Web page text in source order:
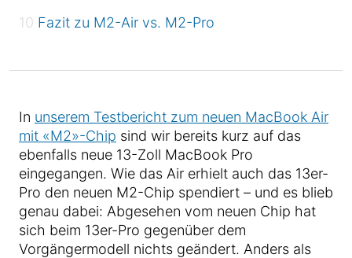
Fazit zu M2-Air vs. M2-Pro
In unserem Testbericht zum neuen MacBook Air
mit «M2»-Chip sind wir bereits kurz auf das
ebenfalls neue 13-Zoll MacBook Pro
eingegangen. Wie das Air erhielt auch das 13er-
Pro den neuen M2-Chip spendiert – und es blieb
genau dabei: Abgesehen vom neuen Chip hat
sich beim 13er-Pro gegenüber dem
Vorgängermodell nichts geändert. Anders als